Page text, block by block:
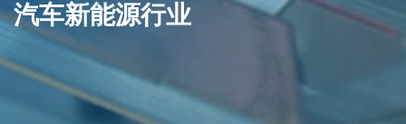
汽车新能源行业